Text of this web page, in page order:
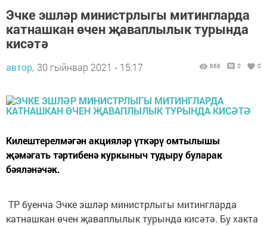
Эчке эшләр министрлыгы митингларда
катнашкан өчен җаваплылык турында
кисәтә
автор, 30 гыйнвар 2021 - 15:17 868 0 0
Килештерелмәгән акцияләр үткәрү омтылышы
җәмәгать тәртибенә куркыныч тудыру буларак
бәяләнәчәк.
ТР буенча Эчке эшләр министрлыгы митингларда
катнашкан өчен җаваплылык турында кисәтә. Бу хакта